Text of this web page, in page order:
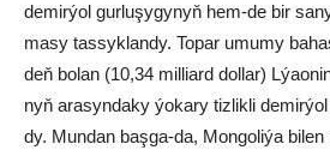
de­mir­ýol gur­lu­şy­gy­nyň hem-de bir
ma­sy tas­syk­lan­dy. To­par umu­my
deň bo­lan (10,34 mil­liard dol­lar)
nyň ara­syn­da­ky ýo­ka­ry tiz­lik­li
dy. Mun­dan baş­ga-da, Mon­go­liýa